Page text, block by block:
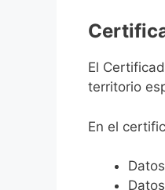
El
territorio
En el